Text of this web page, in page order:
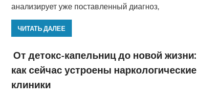
анализирует уже поставленный диагноз,
ЧИТАТЬ ДАЛЕЕ
От детокс-капельниц до новой жизни:
как сейчас устроены наркологические
клиники